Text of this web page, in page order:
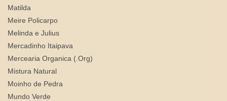
Matilda
Meire Policarpo
Melinda e Julius
Mercadinho Itaipava
Mercearia Organica (.Org)
Mistura Natural
Moinho de Pedra
Mundo Verde